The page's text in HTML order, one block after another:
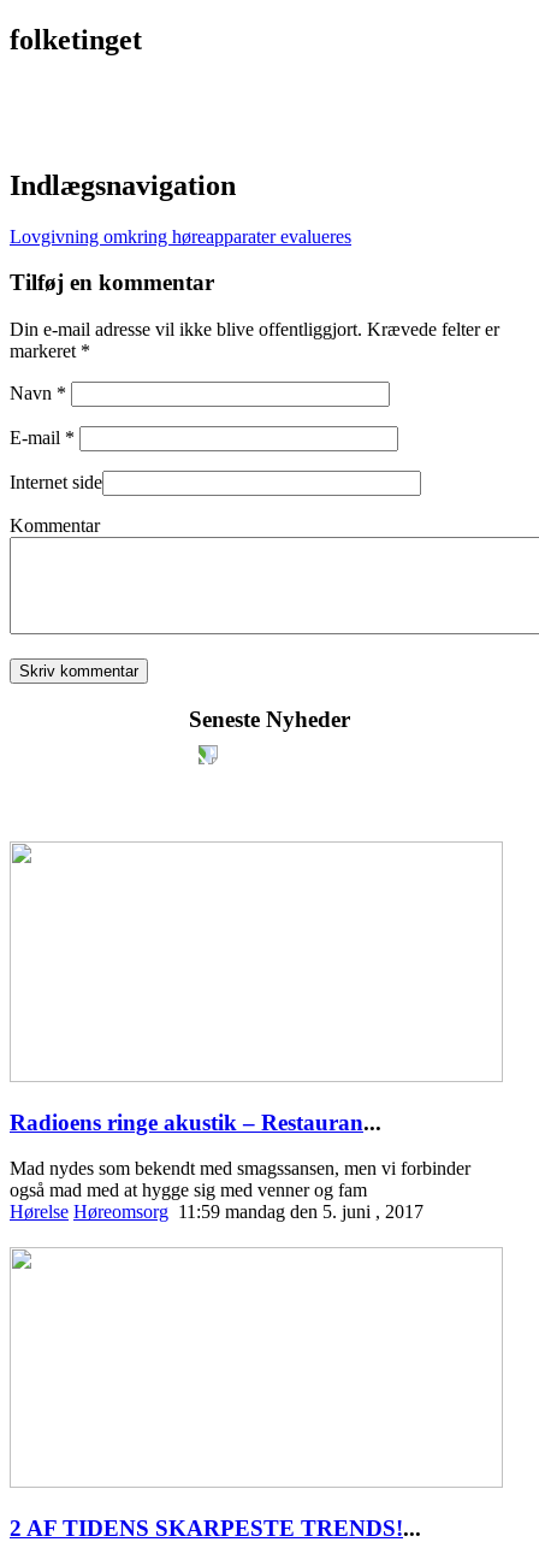
folketinget
Indlægsnavigation
Lovgivning omkring høreapparater evalueres
Tilføj en kommentar
Din e-mail adresse vil ikke blive offentliggjort. Krævede felter er
markeret *
Navn *
E-mail *
Internet side
Kommentar
Seneste Nyheder
Radioens ringe akustik – Restauran...
Mad nydes som bekendt med smagssansen, men vi forbinder
også mad med at hygge sig med venner og fam
Hørelse Høreomsorg 11:59 mandag den 5. juni , 2017
2 AF TIDENS SKARPESTE TRENDS!...